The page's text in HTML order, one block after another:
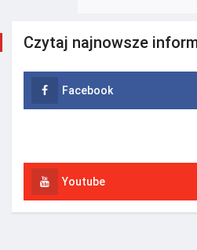
Czytaj najnowsze
Facebook
Youtube